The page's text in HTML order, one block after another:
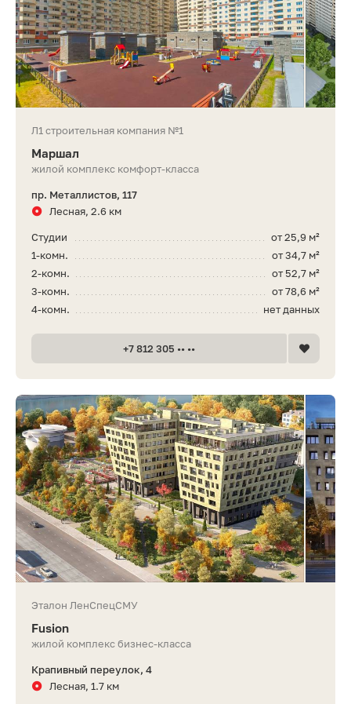
Л1 строительная компания №1
Маршал
жилой комплекс комфорт-класса
пр. Металлистов, 117
Лесная, 2.6 км
от 25,9 м²
Студии
от 34,7 м²
1-комн.
от 52,7 м²
2-комн.
от 78,6 м²
3-комн.
нет данных
4-комн.
+7 812 305 •• ••
Эталон ЛенСпецСМУ
Fusion
жилой комплекс бизнес-класса
Крапивный переулок, 4
Лесная, 1.7 км